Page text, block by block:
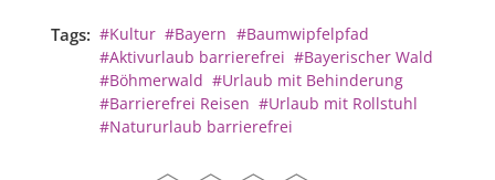
Tags: #Kultur #Bayern #Baumwipfelpfad
#Aktivurlaub barrierefrei #Bayerischer Wald
#Böhmerwald #Urlaub mit Behinderung
#Barrierefrei Reisen #Urlaub mit Rollstuhl
#Natururlaub barrierefrei